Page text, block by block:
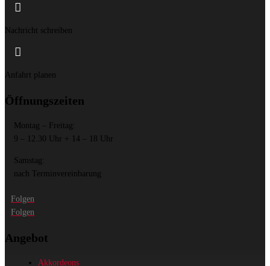

Nachricht schreiben

Anfahrt planen
Öffnungszeiten
Montag – Freitag:
9 – 12.30 Uhr + 14 – 18 Uhr
Samstag:
nach Terminvereinbarung
Folgen
Folgen
Angebot
Akkordeons